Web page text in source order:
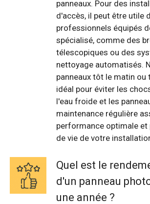
panneaux. Pour des
d'accès, il peut être utile
professionnels équipés
spécialisé, comme des
télescopiques ou des
nettoyage automatisés.
panneaux tôt le matin ou
idéal pour éviter les
l'eau froide et les
maintenance régulière
performance optimale et
de vie de votre
Quel est le
d'un panneau
une année ?